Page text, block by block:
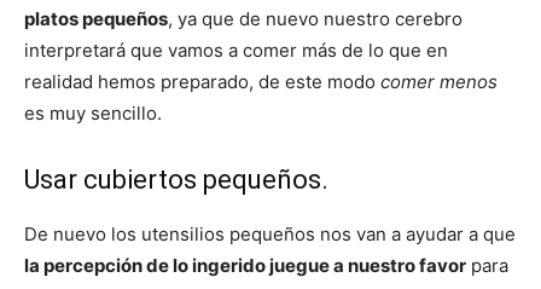
platos pequeños, ya que de nuevo nuestro cerebro
interpretará que vamos a comer más de lo que en
realidad hemos preparado, de este modo comer menos
es muy sencillo.
Usar cubiertos pequeños.
De nuevo los utensilios pequeños nos van a ayudar a que
la percepción de lo ingerido juegue a nuestro favor para